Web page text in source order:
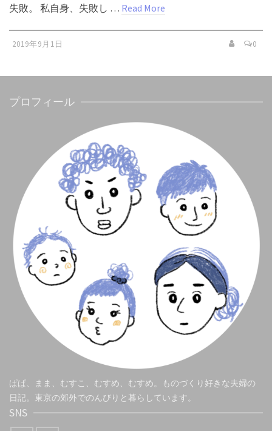
失敗。 私自身、失敗し … Read More
2019年9月1日 0
プロフィール
ぱぱ、まま、むすこ、むすめ、むすめ。ものづくり好きな夫婦の
日記。東京の郊外でのんびりと暮らしています。
SNS